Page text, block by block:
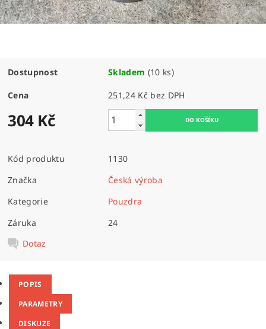
Dostupnost Skladem (10 ks)
Cena 251,24 Kč bez DPH
304 Kč
Kód produktu
1130
Značka
Česká výroba
Kategorie
Pouzdra
Záruka
24
Dotaz
POPIS
PARAMETRY
DISKUZE